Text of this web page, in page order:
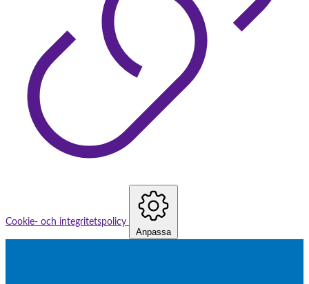
Cookie- och integritetspolicy
Anpassa